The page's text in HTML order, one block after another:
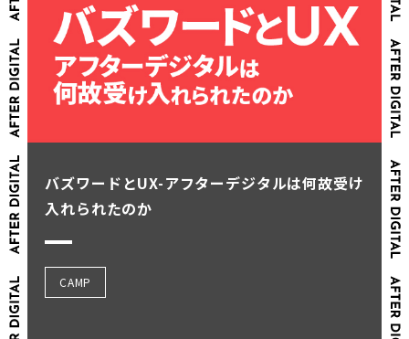
バズワードとUX-アフターデジタルは何故受け
入れられたのか
CAMP